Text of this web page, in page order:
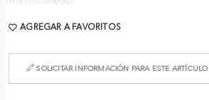
AGREGAR A FAVORITOS
SOLICITAR INFORMACIÓN PARA ESTE ARTÍCULO